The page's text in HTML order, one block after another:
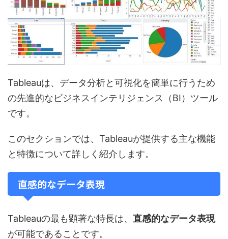
Tableauは、データ分析と可視化を簡単に行うため
の先進的なビジネスインテリジェンス（BI）ツール
です。
このセクションでは、Tableauが提供する主な機能
と特徴について詳しく紹介します。
直感的なデータ表現
Tableauの最も顕著な特長は、 直感的なデータ表現
が可能であることです。